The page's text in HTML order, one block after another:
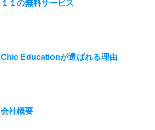
１１の無料サービス
Chic Educationが選ばれる理由
会社概要